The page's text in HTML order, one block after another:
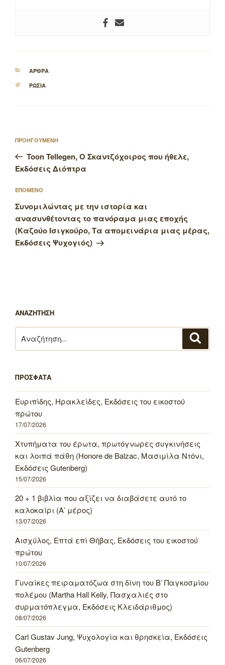
ΚΑΤΗΓΟΡΙΕΣ
ΑΡΘΡΑ
ΕΤΙΚΕΤΕΣ
ΡΩΣΙΑ
άρθρων
Προηγούμενο
άρθρο
ΠΡΟΗΓΟΥΜΕΝΗ
Toon Tellegen, Ο Σκαντζόχοιρος που ήθελε,
Εκδόσεις Διόπτρα
Επόμενο
άρθρο
ΕΠΟΜΕΝΟ
Συνομιλώντας με την ιστορία και
ανασυνθέτοντας το πανόραμα μιας εποχής
(Καζούο Ισιγκούρο, Τα απομεινάρια μιας μέρας,
Εκδόσεις Ψυχογιός)
ΑΝΑΖΗΤΗΣΗ
για:
ΠΡΟΣΦΑΤΑ
Ευριπίδης, Ηρακλείδες, Εκδόσεις του εικοστού
πρώτου
17/07/2026
Χτυπήματα του έρωτα, πρωτόγνωρες συγκινήσεις
και λοιπά πάθη (Honore de Balzac, Μασιμίλα Ντόνι,
Εκδόσεις Gutenberg)
15/07/2026
20 + 1 βιβλία που αξίζει να διαβάσετε αυτό το
καλοκαίρι (Α’ μέρος)
13/07/2026
Αισχύλος, Επτά επί Θήβας, Εκδόσεις του εικοστού
πρώτου
10/07/2026
Γυναίκες πειραματόζωα στη δίνη του Β’ Παγκοσμίου
πολέμου (Martha Hall Kelly, Πασχαλιές στο
συρματόπλεγμα, Εκδόσεις Κλειδάριθμος)
08/07/2026
Carl Gustav Jung, Ψυχολογία και θρησκεία, Εκδόσεις
Gutenberg
06/07/2026